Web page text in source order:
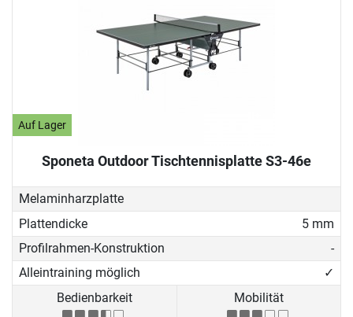
Auf Lager
Sponeta Outdoor Tischtennisplatte S3-46e
Melaminharzplatte
Plattendicke
5 mm
Profilrahmen-Konstruktion
-
Alleintraining möglich
✓
Bedienbarkeit
Mobilität